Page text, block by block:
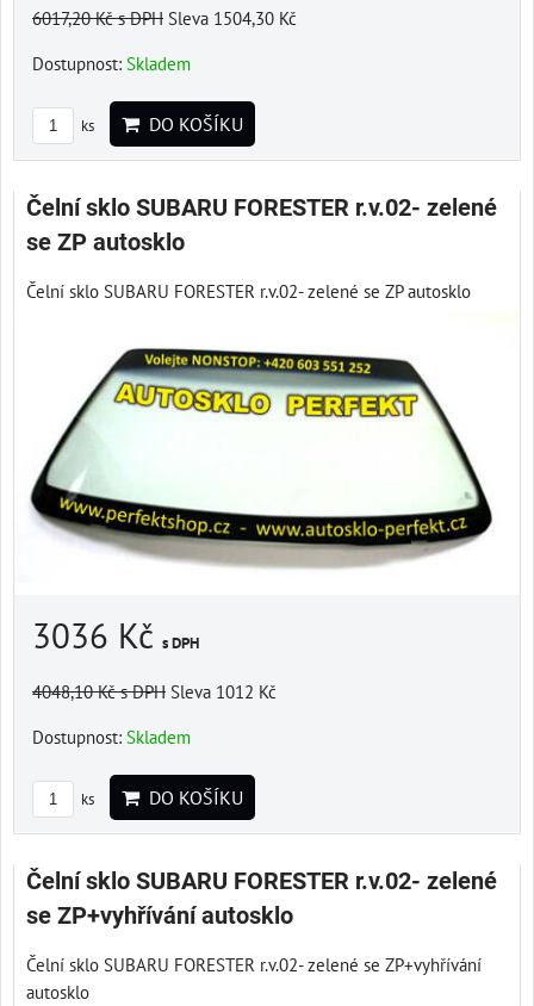
6017,20 Kčs DPH Sleva 1504,30 Kč
Dostupnost: Skladem
ks DO KOŠÍKU
Čelní sklo SUBARU FORESTER r.v.02- zelené
se ZP autosklo
Čelní sklo SUBARU FORESTER r.v.02- zelené se ZP autosklo
3036 Kč s DPH
4048,10 Kčs DPH Sleva 1012 Kč
Dostupnost: Skladem
ks DO KOŠÍKU
Čelní sklo SUBARU FORESTER r.v.02- zelené
se ZP+vyhřívání autosklo
Čelní sklo SUBARU FORESTER r.v.02- zelené se ZP+vyhřívání
autosklo